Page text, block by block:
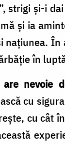
strigi şi-i
şi ia
naţiunea. În
în
are nevoie
cu
cu cât